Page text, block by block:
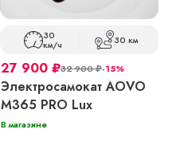
30
км/ч 30 км
27 900 ₽32 900₽-15%
Электросамокат AOVO
M365 PRO Lux
В магазине